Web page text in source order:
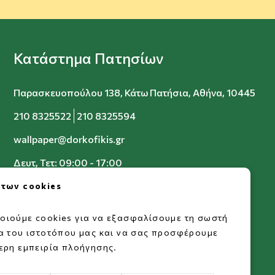
Κατάστημα Πατησίων
Παρασκευοπούλου 138, Κάτω Πατήσια, Αθήνα, 10445
210 8325522 210 8325594
wallpaper@dorkofikis.gr
Δευτ, Τετ: 09:00 - 17:00
Τρ, Πεμ, Παρ: 09:00 - 20:00
των cookies
cookies για να εξασφαλίσουμε τη σωστή
του ιστοτόπου μας και να σας προσφέρουμε
εμπειρία πλοήγησης.